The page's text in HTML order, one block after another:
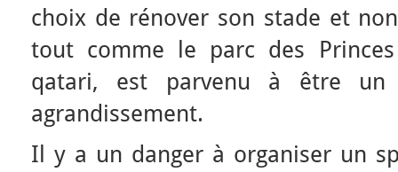
choix de rénover son stade et
tout comme le parc des
qatari, est parvenu à être un
agrandissement.
Il y a un danger à organiser un